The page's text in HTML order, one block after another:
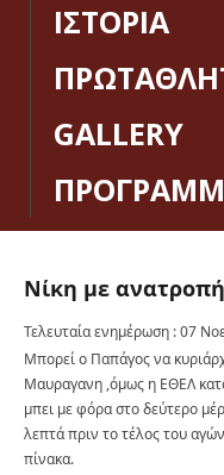
ΙΣΤΟΡΙΑ
GALLERY
Νίκη με ανατροπή
Τελευταία ενημέρωση : 07
Μπορεί ο Παπάγος να
Μαυραγανη ,όμως η ΕΘΕΛ
μπει με φόρα στο δεύτερο
λεπτά πριν το τέλος του
πίνακα.